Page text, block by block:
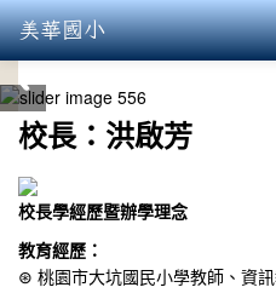
美華國小
校長：洪啟芳
校長學經歷暨辦學理念
教育經歷：
⊛ 桃園市大坑國民小學教師、資